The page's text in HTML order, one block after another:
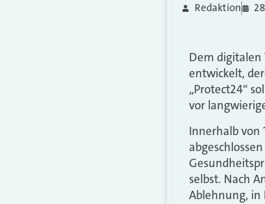
Redaktion
Dem digitalen
entwickelt,
„Protect24“
vor
Innerhalb von
selbst. Nach
Ablehnung, in